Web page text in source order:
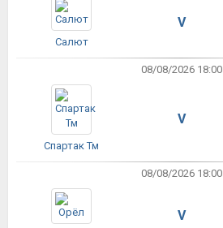
Салют
V
08/08/2026 18:00
Спартак Тм
V
08/08/2026 18:00
V